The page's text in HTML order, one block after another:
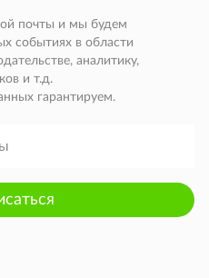
почты и мы будем
событиях в области
аналитику,
и т.д.
гарантируем.